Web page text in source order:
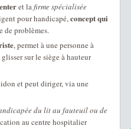
et lafirme spécialisée
pour handicapé,concept qui
de problèmes.
, permet à une personne à
sur le siège à hauteur
et peut diriger, via une
du lit au fauteuil ou de
au centre hospitalier